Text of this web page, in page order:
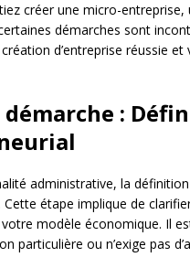
créer une micro-
démarches sont
d’entreprise réussie
démarche :
administrative, la
étape implique de
modèle économique. Il
particulière ou n’exige pas